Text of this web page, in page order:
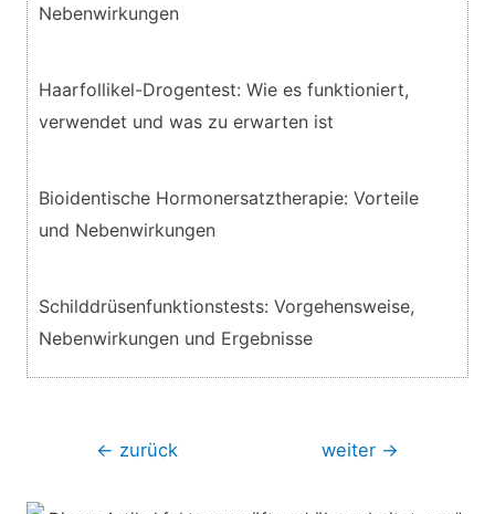
Nebenwirkungen
Haarfollikel-Drogentest: Wie es funktioniert,
verwendet und was zu erwarten ist
Bioidentische Hormonersatztherapie: Vorteile
und Nebenwirkungen
Schilddrüsenfunktionstests: Vorgehensweise,
Nebenwirkungen und Ergebnisse
Beitragsnavigation
← zurück weiter →